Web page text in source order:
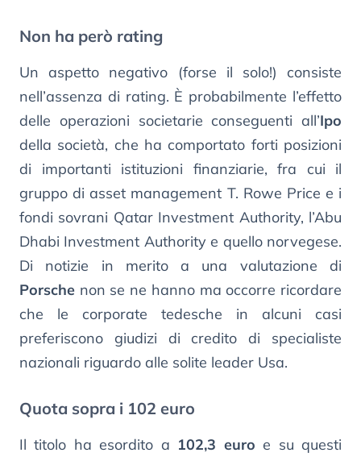
Non ha però rating
Un aspetto negativo (forse il solo!) consiste
nell’assenza di rating. È probabilmente l’effetto
delle operazioni societarie conseguenti all’Ipo
della società, che ha comportato forti posizioni
di importanti istituzioni finanziarie, fra cui il
gruppo di asset management T. Rowe Price e i
fondi sovrani Qatar Investment Authority, l’Abu
Dhabi Investment Authority e quello norvegese.
Di notizie in merito a una valutazione di
Porsche non se ne hanno ma occorre ricordare
che le corporate tedesche in alcuni casi
preferiscono giudizi di credito di specialiste
nazionali riguardo alle solite leader Usa.
Quota sopra i 102 euro
Il titolo ha esordito a 102,3 euro e su questi